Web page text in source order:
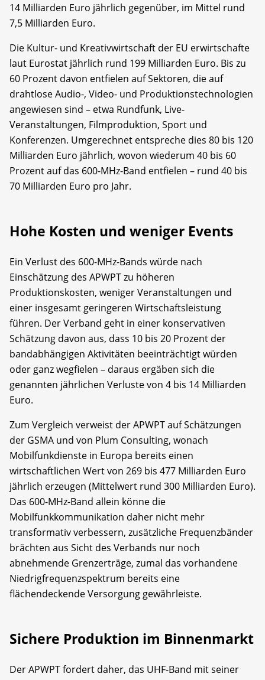
14 Milliarden Euro jährlich gegenüber, im Mittel rund
7,5 Milliarden Euro.
Die Kultur- und Kreativwirtschaft der EU erwirtschafte
laut Eurostat jährlich rund 199 Milliarden Euro. Bis zu
60 Prozent davon entfielen auf Sektoren, die auf
drahtlose Audio-, Video- und Produktionstechnologien
angewiesen sind – etwa Rundfunk, Live-
Veranstaltungen, Filmproduktion, Sport und
Konferenzen. Umgerechnet entspreche dies 80 bis 120
Milliarden Euro jährlich, wovon wiederum 40 bis 60
Prozent auf das 600-MHz-Band entfielen – rund 40 bis
70 Milliarden Euro pro Jahr.
Hohe Kosten und weniger Events
Ein Verlust des 600-MHz-Bands würde nach
Einschätzung des APWPT zu höheren
Produktionskosten, weniger Veranstaltungen und
einer insgesamt geringeren Wirtschaftsleistung
führen. Der Verband geht in einer konservativen
Schätzung davon aus, dass 10 bis 20 Prozent der
bandabhängigen Aktivitäten beeinträchtigt würden
oder ganz wegfielen – daraus ergäben sich die
genannten jährlichen Verluste von 4 bis 14 Milliarden
Euro.
Zum Vergleich verweist der APWPT auf Schätzungen
der GSMA und von Plum Consulting, wonach
Mobilfunkdienste in Europa bereits einen
wirtschaftlichen Wert von 269 bis 477 Milliarden Euro
jährlich erzeugen (Mittelwert rund 300 Milliarden Euro).
Das 600-MHz-Band allein könne die
Mobilfunkkommunikation daher nicht mehr
transformativ verbessern, zusätzliche Frequenzbänder
brächten aus Sicht des Verbands nur noch
abnehmende Grenzerträge, zumal das vorhandene
Niedrigfrequenzspektrum bereits eine
flächendeckende Versorgung gewährleiste.
Sichere Produktion im Binnenmarkt
Der APWPT fordert daher, das UHF-Band mit seiner